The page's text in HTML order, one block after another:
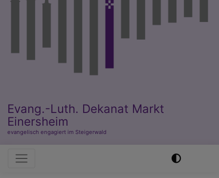
Evang.-Luth. Dekanat Markt
Einersheim
evangelisch engagiert im Steigerwald
Hauptnavigation